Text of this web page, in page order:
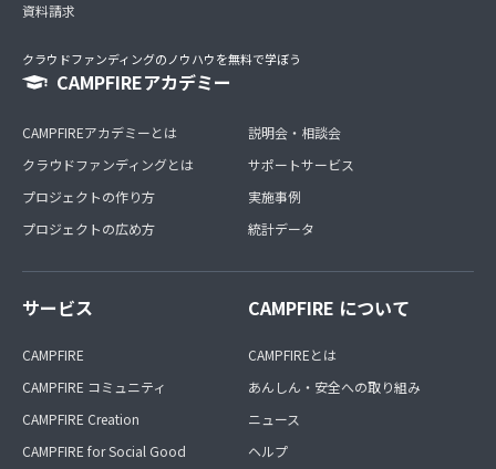
資料請求
クラウドファンディングのノウハウを無料で学ぼう
CAMPFIREアカデミー
CAMPFIREアカデミーとは
クラウドファンディングとは
プロジェクトの作り方
プロジェクトの広め方
説明会・相談会
サポートサービス
実施事例
統計データ
サービス
CAMPFIRE
CAMPFIRE コミュニティ
CAMPFIRE Creation
CAMPFIRE for Social Good
CAMPFIRE について
CAMPFIREとは
あんしん・安全への取り組み
ニュース
ヘルプ